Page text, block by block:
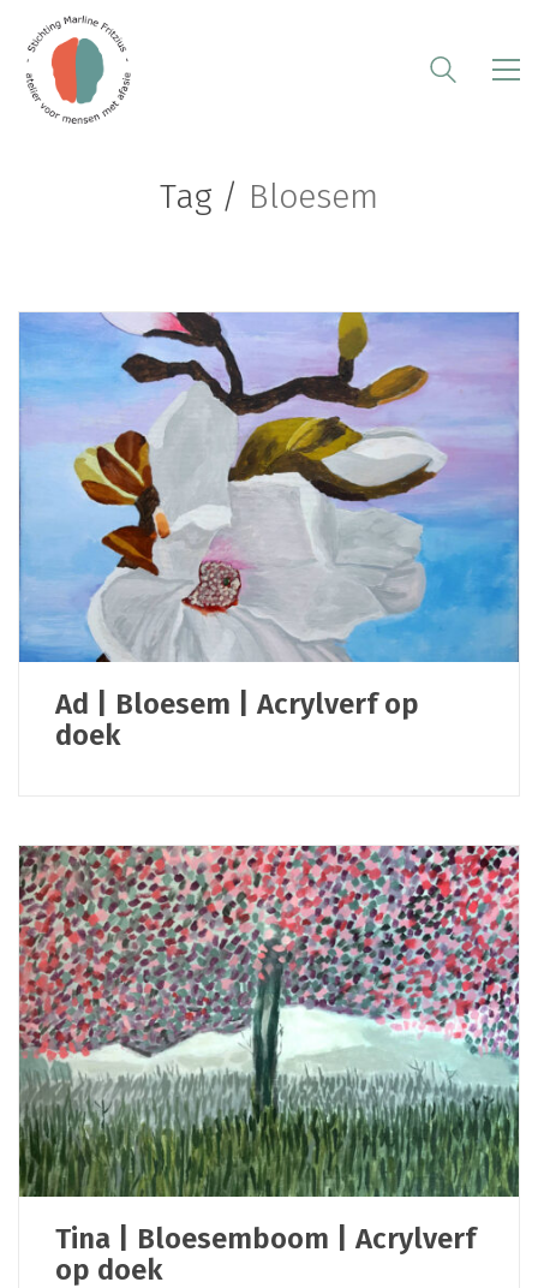
Tag / Bloesem
Ad | Bloesem | Acrylverf op
doek
Tina | Bloesemboom | Acrylverf
op doek